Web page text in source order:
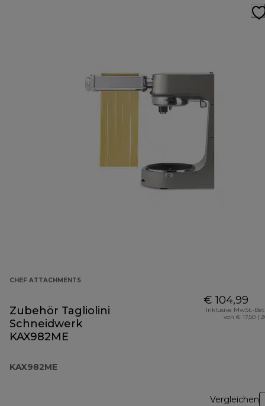
CHEF ATTACHMENTS
Zubehör Tagliolini
Schneidwerk
KAX982ME
KAX982ME
€ 104,99
Inklusive MwSt.-
von € 17,50 (
Vergleichen